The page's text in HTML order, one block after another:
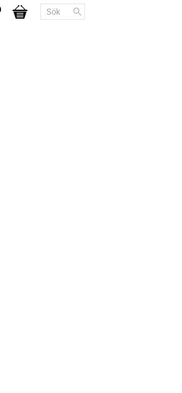
Favoriter
Kundvagn